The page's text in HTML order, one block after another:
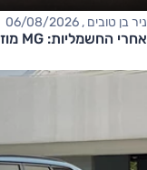
ניר בן טובים , 06/08/2026
אחרי החשמליות: MG מוזילה גם את ההיברידיות